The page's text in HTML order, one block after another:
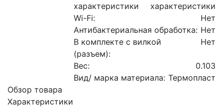
характеристики
характеристики
Wi-Fi:
Нет
Антибактериальная обработка: Нет
В комплекте с вилкой
(разъем):
Нет
Вес:
0.103
Вид/ марка материала: Термопласт
Обзор товара
Характеристики